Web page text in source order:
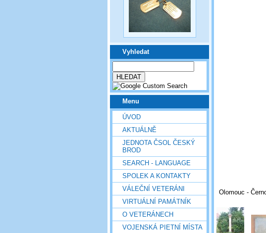
Vyhledat
Menu
ÚVOD
AKTUÁLNĚ
JEDNOTA ČSOL ČESKÝ
BROD
SEARCH - LANGUAGE
SPOLEK A KONTAKTY
VÁLEČNÍ VETERÁNI
VIRTUÁLNÍ PAMÁTNÍK
O VETERÁNECH
VOJENSKÁ PIETNÍ MÍSTA
Olomouc -